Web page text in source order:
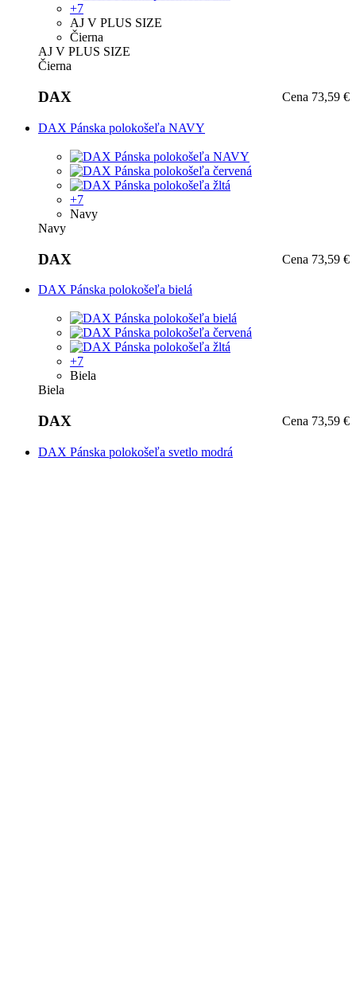
+7
AJ V PLUS SIZE
Čierna
AJ V PLUS SIZE
Čierna
DAX Cena 73,59 €
DAX Pánska polokošeľa NAVY
+7
Navy
Navy
DAX Cena 73,59 €
DAX Pánska polokošeľa bielá
+7
Biela
Biela
DAX Cena 73,59 €
DAX Pánska polokošeľa svetlo modrá